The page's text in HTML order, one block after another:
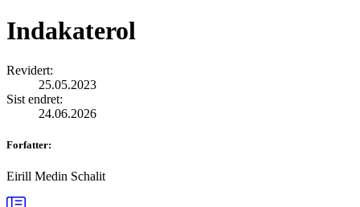
Indakaterol
Revidert:
25.05.2023
Sist endret:
24.06.2026
Forfatter:
Eirill Medin Schalit